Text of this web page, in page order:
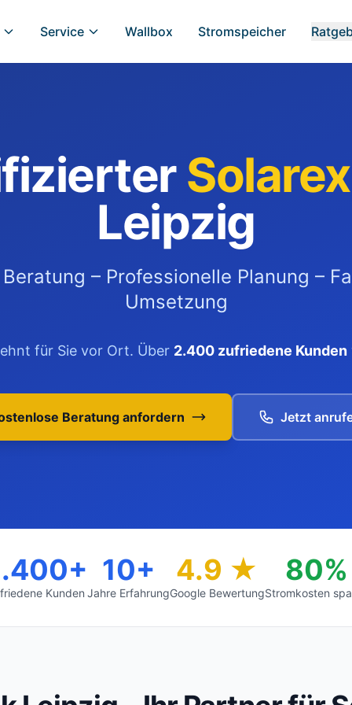
Service Wallbox Stromspeicher
Leipzig
– Professionelle Planung –
Umsetzung
für Sie vor Ort. Über 2.400 zufriedene Kunden
Beratung anfordern Jetzt
Kunden
10+
Jahre Erfahrung
4.9 ★
Google Bewertung
80%
Stromkosten